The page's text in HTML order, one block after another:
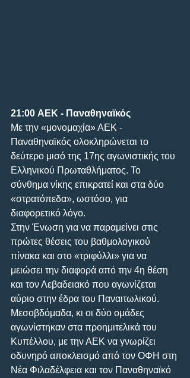
21:00 ΑΕΚ - Παναθηναϊκός
Με την «μονομαχία» ΑΕΚ -
Παναθηναϊκός ολοκληρώνεται το
δεύτερο μισό της 17ης αγωνιστικής του
Ελληνικού Πρωταθλήματος. Το
σύνθημα νίκης επικρατεί και στα δύο
«στρατόπεδα», ωστόσο, για
διαφορετικό λόγο.
Στην Ένωση για να παραμείνει στις
πρώτες θέσεις του βαθμολογικού
πίνακα και στο «τριφύλλι» για να
μειώσει την διαφορά από την 4η θέση
και τον Λεβαδειακό που αγωνίζεται
αύριο στην έδρα του Παναιτωλικού.
Μεσοβδόμαδα, κι οι δύο ομάδες
αγωνίστηκαν στα προημιτελικά του
Κυπέλλου, με την ΑΕΚ να γνωρίζει
οδυνηρό αποκλεισμό από τον ΟΦΗ στη
Νέα Φιλαδέλφεια και τον Παναθηναϊκό